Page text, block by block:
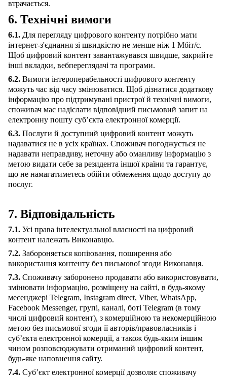
втрачається.
6. Технічні вимоги
6.1. Для перегляду цифрового контенту потрібно мати
інтернет-з'єднання зі швидкістю не менше ніж 1 Мбіт/с.
Щоб цифровий контент завантажувався швидше, закрийте
інші вкладки, вебпереглядачі та програми.
6.2. Вимоги інтероперабельності цифрового контенту
можуть час від часу змінюватися. Щоб дізнатися додаткову
інформацію про підтримувані пристрої й технічні вимоги,
споживач має надіслати відповідний письмовий запит на
електронну пошту суб’єкта електронної комерції.
6.3. Послуги й доступний цифровий контент можуть
надаватися не в усіх країнах. Споживач погоджується не
надавати неправдиву, неточну або оманливу інформацію з
метою видати себе за резидента іншої країни та гарантує,
що не намагатиметесь обійти обмеження щодо доступу до
послуг.
7. Відповідальність
7.1. Усі права інтелектуальної власності на цифровий
контент належать Виконавцю.
7.2. Забороняється копіювання, поширення або
використання контенту без письмової згоди Виконавця.
7.3. Споживачу заборонено продавати або використовувати,
змінювати інформацію, розміщену на сайті, в будь-якому
месенджері Telegram, Instagram direct, Viber, WhatsApp,
Facebook Messenger, групі, каналі, боті Telegram (в тому
числі цифровий контент), з комерційною та некомерційною
метою без письмової згоди її авторів/правовласників і
суб’єкта електронної комерції, а також будь-яким іншим
чином розповсюджувати отриманий цифровий контент,
будь-яке наповнення сайту.
7.4. Суб’єкт електронної комерції дозволяє споживачу